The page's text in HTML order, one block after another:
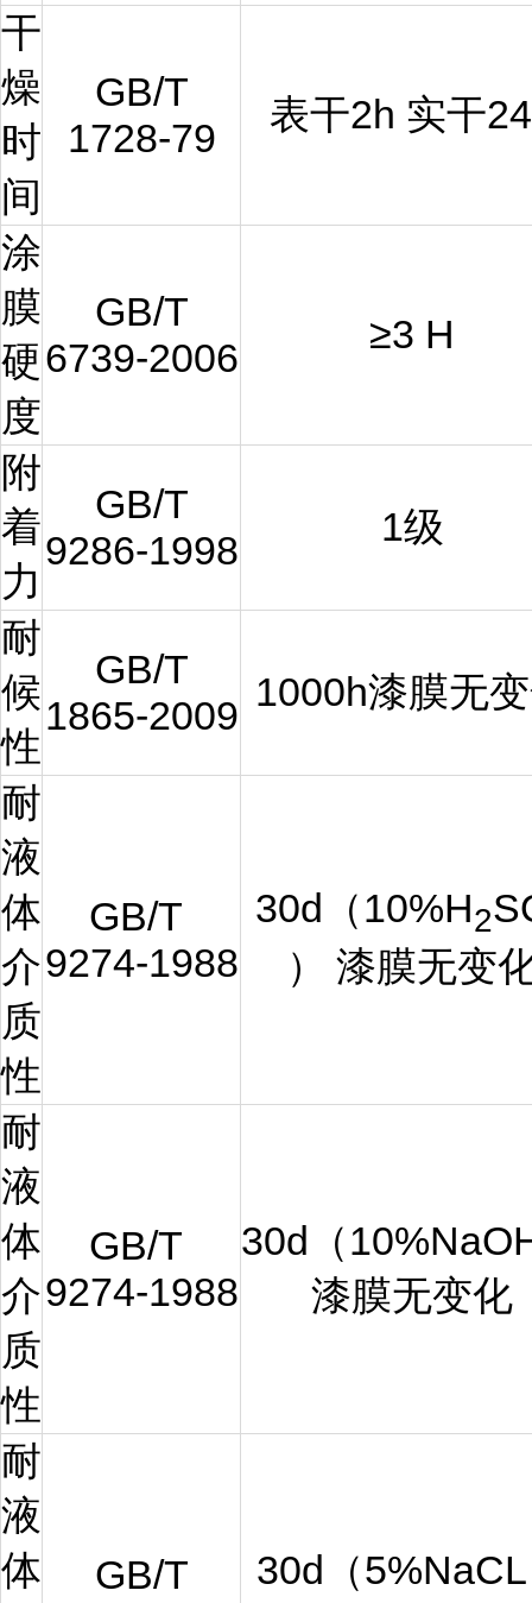
干
燥
时
间
GB/T
1728-79
表干2h 实干
涂
膜
硬
度
GB/T
6739-2006
≥3 H
附
着
力
GB/T
9286-1998
1级
耐
候
性
GB/T
1865-2009
1000h漆膜无
耐
液
体
介
质
性
GB/T
9274-1988
30d（10%H2
）
漆膜无变
耐
液
体
介
质
性
GB/T
9274-1988
30d（
漆膜无变化
耐
液
体
GB/T
30d（5%NaCL